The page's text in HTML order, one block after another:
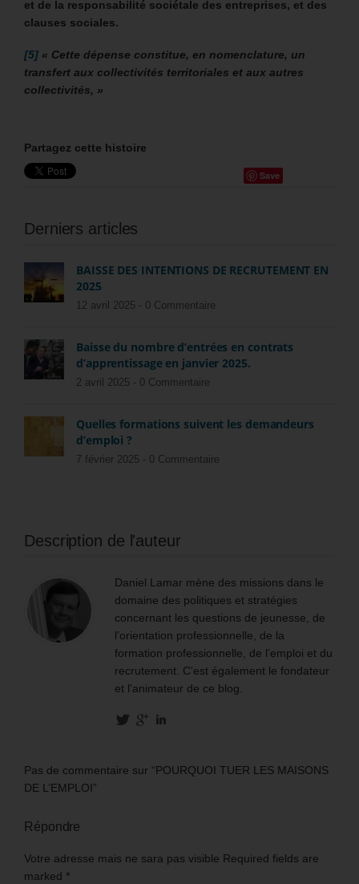
et de la responsabilité sociétale des entreprises, et des
clauses sociales.
[5] « Cette dépense constitue, en nomenclature, un
transfert aux collectivités territoriales et aux autres
collectivités, »
Partagez cette histoire
Save
Derniers articles
BAISSE DES INTENTIONS DE RECRUTEMENT EN
2025
12 avril 2025 - 0 Commentaire
Baisse du nombre d’entrées en contrats
d’apprentissage en janvier 2025.
2 avril 2025 - 0 Commentaire
Quelles formations suivent les demandeurs
d’emploi ?
7 février 2025 - 0 Commentaire
Description de l'auteur
Daniel Lamar mène des missions dans le
domaine des politiques et stratégies
concernant les questions de jeunesse, de
l’orientation professionnelle, de la
formation professionnelle, de l’emploi et du
recrutement. C'est également le fondateur
et l'animateur de ce blog.
Pas de commentaire sur “POURQUOI TUER LES MAISONS
DE L’EMPLOI”
Répondre
Votre adresse mais ne sara pas visible Required fields are
marked *